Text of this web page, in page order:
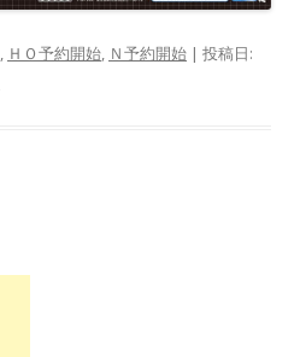
ＨＯ予約開始 Ｎ予約開始 | 投稿日: